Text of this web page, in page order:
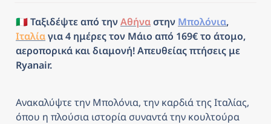
🇮🇹 Ταξιδέψτε από την Αθήνα στην Μπολόνια
Ιταλία για 4 ημέρες τον Μάιο από 169€ το άτομο,
αεροπορικά και διαμονή! Απευθείας πτήσεις με
Ryanair.
Ανακαλύψτε την Μπολόνια, την καρδιά της Ιταλίας,
όπου η πλούσια ιστορία συναντά την κουλτούρα